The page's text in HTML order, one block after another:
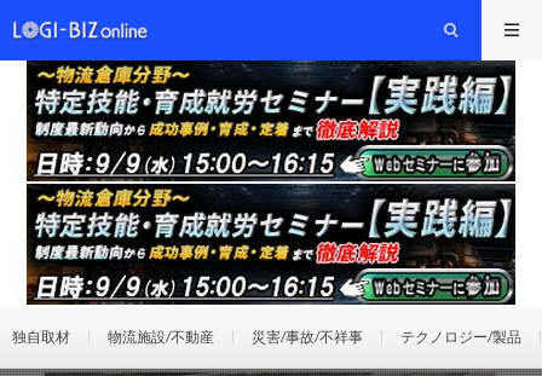
独自取材 物流施設/不動産 災害/事故/不祥事 テクノロジー/製品